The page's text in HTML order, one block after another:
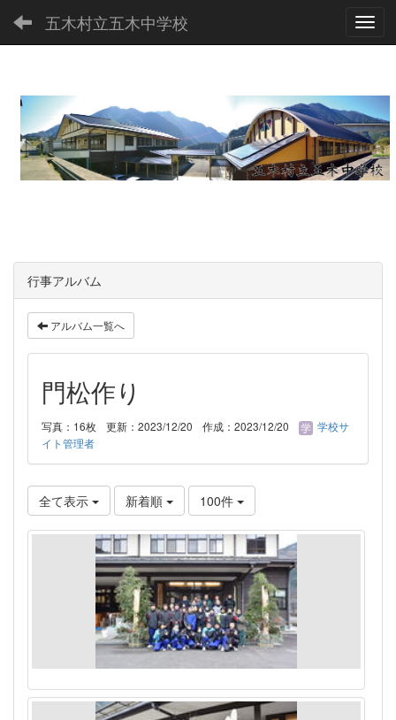
五木村立五木中学校
行事アルバム
アルバム一覧へ
門松作り
写真：16枚 更新：2023/12/20 作成：2023/12/20
学校サ
イト管理者
全て表示 新着順 100件